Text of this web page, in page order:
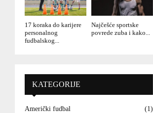
17 koraka do karijere
personalnog
fudbalskog...
Najčešće sportske
povrede zuba i kako...
KATEGORIJE
Američki fudbal
(1)